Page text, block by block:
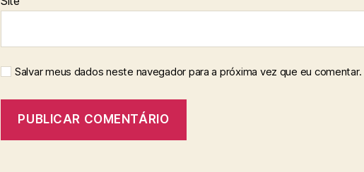
Salvar meus dados neste navegador para a próxima vez que eu comentar.